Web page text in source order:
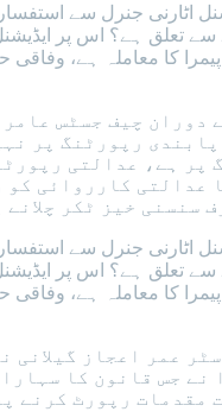
اٹارنی جنرل سے
تعلق ہے؟ اس پر
پیمرا کا معاملہ ہے،
دوران چیف جسٹس
پابندی رپورٹنگ پر
پر ہے، عدالتی
عدالتی کارروائی کو
سنسنی خیز ٹکر چلانے
اٹارنی جنرل سے
تعلق ہے؟ اس پر
پیمرا کا معاملہ ہے،
نے جس قانون کا
مقدمات رپورٹ کرنے